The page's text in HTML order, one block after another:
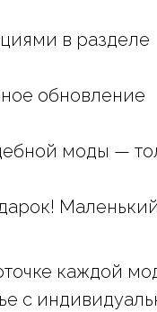
в разделе
обновление
моды —
Маленький
каждой
с